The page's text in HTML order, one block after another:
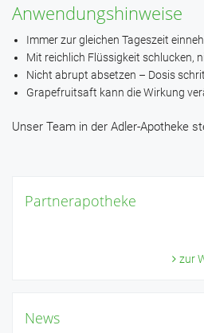
Anwendungshinweise
Immer zur gleichen Tageszeit
Mit reichlich Flüssigkeit schlucken,
Nicht abrupt absetzen – Dosis
Grapefruitsaft kann die Wirkung
Unser Team in der Adler-Apotheke
Partnerapotheke
zur
News